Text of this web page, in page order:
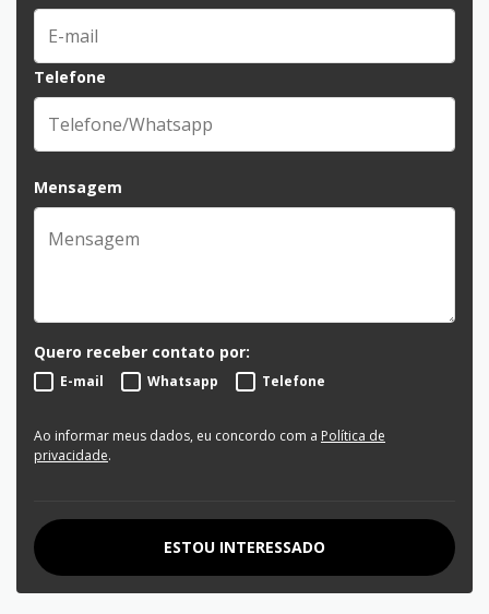
Telefone
Mensagem
Quero receber contato por:
E-mail Whatsapp Telefone
Ao informar meus dados, eu concordo com a Política de
privacidade.
ESTOU INTERESSADO